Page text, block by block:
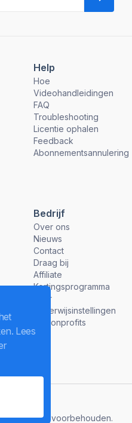
Help
Hoe
Videohandleidingen
FAQ
Troubleshooting
Licentie ophalen
Feedback
Abonnementsannulering
Bedrijf
Over ons
Nieuws
Contact
Draag bij
Affiliate
Kortingsprogramma
voor
onderwijsinstellingen
en nonprofits
Alle rechten voorbehouden.
Lees